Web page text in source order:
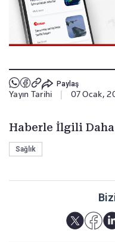
Paylaş
Yayın Tarihi 07 Ocak,
Haberle İlgili Daha
Sağlık